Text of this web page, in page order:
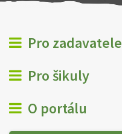
Pro zadavatele
Pro šikuly
O portálu